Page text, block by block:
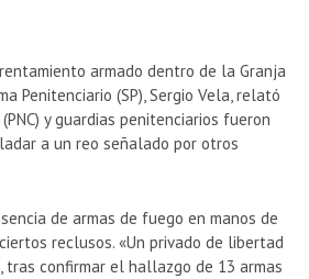
armado dentro de la Granja
Penitenciario (SP), Sergio Vela, relató
y guardias penitenciarios fueron
a un reo señalado por otros
de armas de fuego en manos de
reclusos. «Un privado de libertad
confirmar el hallazgo de 13 armas